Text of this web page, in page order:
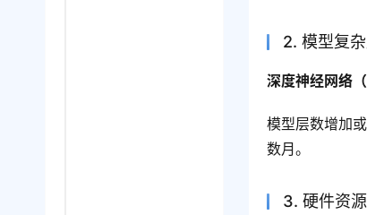
2. 模型复
深度神经网络
模型层数增加
数月。
3. 硬件资源